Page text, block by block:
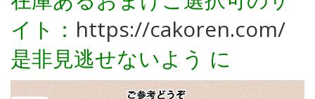
イト： https://cakoren.com/
是非見逃せないよう に